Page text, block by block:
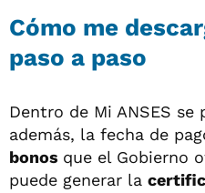
Cómo me
paso a paso
Dentro de Mi ANSES se
además, la fecha de
bonos que el Gobierno
puede generar la